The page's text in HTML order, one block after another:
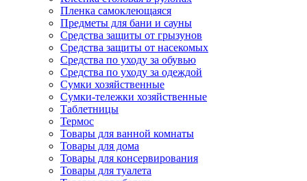
Пленка самоклеющаяся
Предметы для бани и сауны
Средства защиты от грызунов
Средства защиты от насекомых
Средства по уходу за обувью
Средства по уходу за одеждой
Сумки хозяйственные
Сумки-тележки хозяйственные
Таблетницы
Термос
Товары для ванной комнаты
Товары для дома
Товары для консервирования
Товары для туалета